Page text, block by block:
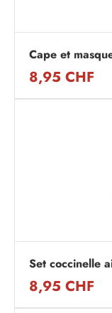
Cape et
8,95 CHF
Set coccinelle
8,95 CHF